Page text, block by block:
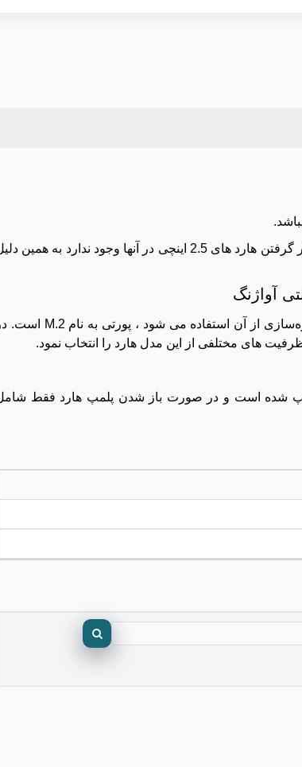
نوتبوک های نسل جدید که غالبا فوق باریک طراحی می شوند ، به علت بدنه باریک قابلیت قرار گرفتن هارد های 2.5 اینچی در آنها وجود ندارد به همین
یکی از پورت‌های جدید که بر روی مادربردهای نسل جدید وجود دارد و برای دیوایسهای ذخیره‌سازی از آن استفاده می شود ، پورتی به نام M.2 است. در
های مختلفی از این مدل هارد را انتخاب نمود.
شده است و در صورت باز شدن پلمپ هارد فقط